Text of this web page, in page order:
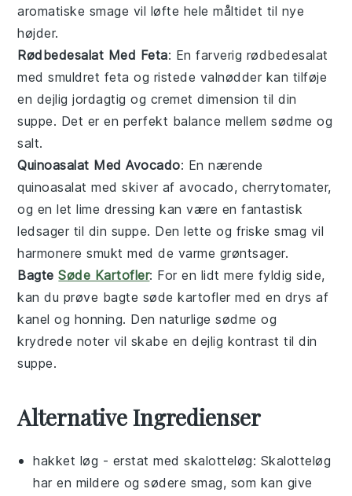
aromatiske smage vil løfte hele måltidet til nye
højder.
Rødbedesalat Med Feta: En farverig rødbedesalat
med smuldret feta og ristede valnødder kan tilføje
en dejlig jordagtig og cremet dimension til din
suppe. Det er en perfekt balance mellem sødme og
salt.
Quinoasalat Med Avocado: En nærende
quinoasalat med skiver afavocado, cherrytomater,
og en letlime dressing kan være en fantastisk
ledsager til din suppe. Den lette og friske smag vil
harmonere smukt med de varme grøntsager.
BagteSøde Kartofler: For en lidt mere fyldig side,
kan du prøve bagte søde kartofler med en drys af
kanel og honning. Den naturlige sødme og
krydrede noter vil skabe en dejlig kontrast til din
suppe.
Alternative Ingredienser
hakket løg - erstat medskalotteløg: Skalotteløg
har en mildere og sødere smag, som kan give